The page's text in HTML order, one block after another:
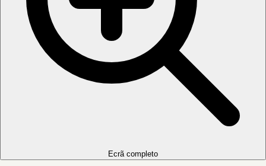
Ecrã completo